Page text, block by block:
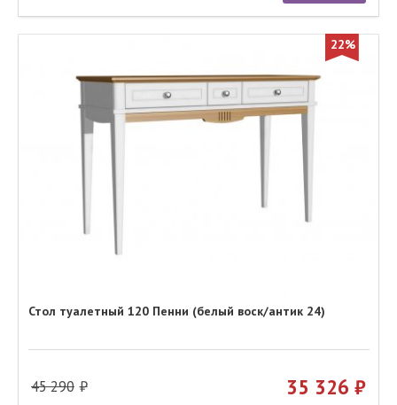
22%
Стол туалетный 120 Пенни (белый воск/антик 24)
45 290 35 326